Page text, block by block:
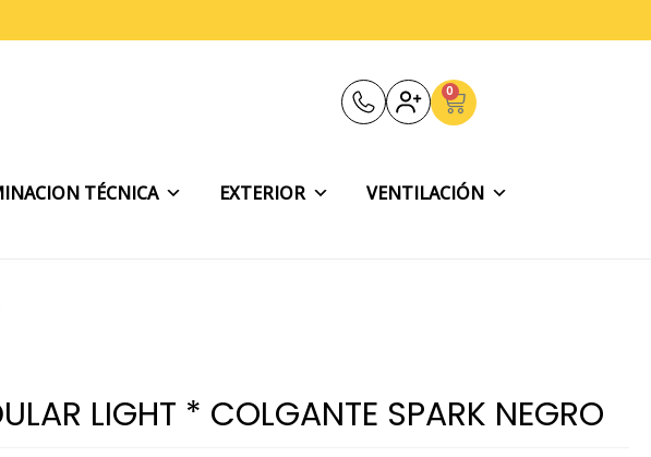
0
Carrito
TÉCNICA EXTERIOR
VENTILACIÓN
LIGHT * COLGANTE SPARK NEGRO